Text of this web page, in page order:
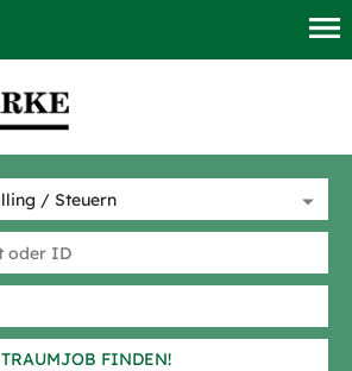
TRAUMJOB FINDEN!